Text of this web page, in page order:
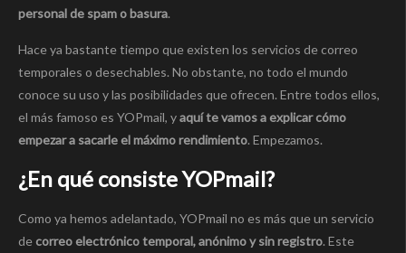
personal de spam o basura.
Hace ya bastante tiempo que existen los servicios de correo
temporales o desechables. No obstante, no todo el mundo
conoce su uso y las posibilidades que ofrecen. Entre todos ellos,
el más famoso es YOPmail, yaquí te vamos a explicar cómo
empezar a sacarle el máximo rendimiento. Empezamos.
¿En qué consiste YOPmail?
Como ya hemos adelantado, YOPmail no es más que un servicio
de correo electrónico temporal, anónimo y sin registro. Este